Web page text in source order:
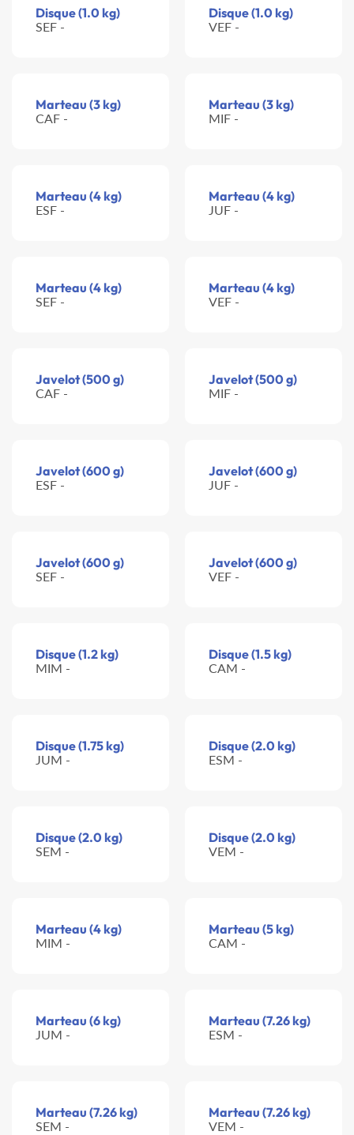
Disque (1.0 kg)
SEF -
Disque (1.0 kg)
VEF -
Marteau (3 kg)
CAF -
Marteau (3 kg)
MIF -
Marteau (4 kg)
ESF -
Marteau (4 kg)
JUF -
Marteau (4 kg)
SEF -
Marteau (4 kg)
VEF -
Javelot (500 g)
CAF -
Javelot (500 g)
MIF -
Javelot (600 g)
ESF -
Javelot (600 g)
JUF -
Javelot (600 g)
SEF -
Javelot (600 g)
VEF -
Disque (1.2 kg)
MIM -
Disque (1.5 kg)
CAM -
Disque (1.75 kg)
JUM -
Disque (2.0 kg)
ESM -
Disque (2.0 kg)
SEM -
Disque (2.0 kg)
VEM -
Marteau (4 kg)
MIM -
Marteau (5 kg)
CAM -
Marteau (6 kg)
JUM -
Marteau (7.26 kg)
ESM -
Marteau (7.26 kg)
SEM -
Marteau (7.26 kg)
VEM -